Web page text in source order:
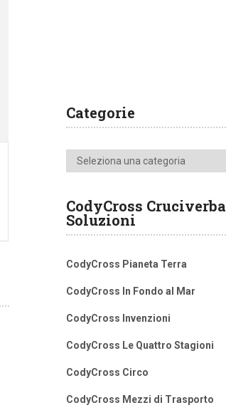
Categorie
Categorie
CodyCross Cruciverba
Soluzioni
CodyCross Pianeta Terra
CodyCross In Fondo al Mar
CodyCross Invenzioni
CodyCross Le Quattro Stagioni
CodyCross Circo
CodyCross Mezzi di Trasporto